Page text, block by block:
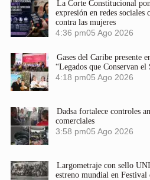
La Corte Constitucional
expresión en redes sociales
contra las mujeres
4:36 pm05 Ago 2026
Gases del Caribe presente
“Legados que Conservan el
4:18 pm05 Ago 2026
Dadsa fortalece controles
comerciales
3:58 pm05 Ago 2026
Largometraje con sello
estreno mundial en Festival